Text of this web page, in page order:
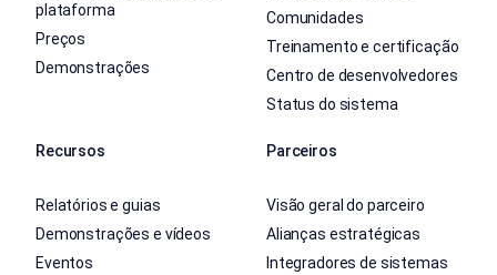
plataforma
Preços
Demonstrações
Comunidades
Treinamento e certificação
Centro de desenvolvedores
Status do sistema
Recursos
Relatórios e guias
Demonstrações e vídeos
Eventos
Parceiros
Visão geral do parceiro
Alianças estratégicas
Integradores de sistemas